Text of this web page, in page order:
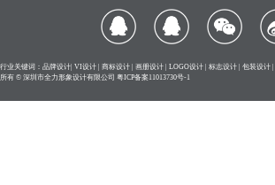
行业关键词：品牌设计| VI设计 | 商标设计 | 画册设计 | LOGO设计 | 标志设计 | 包装设计
所有 © 深圳市全力形象设计有限公司 粤ICP备案11013730号-1